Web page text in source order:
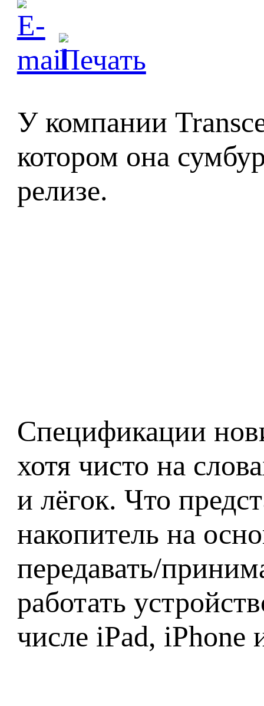
У компании
котором она
релизе.
Спецификации
хотя чисто на
и лёгок. Что
накопитель на
передавать/
работать
числе iPad, iPhone